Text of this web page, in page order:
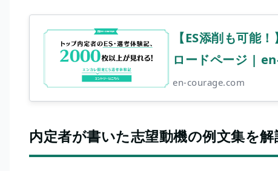
【ES添削も可能
ロードページ |
en-courage.com
内定者が書いた志望動機の例文集を解